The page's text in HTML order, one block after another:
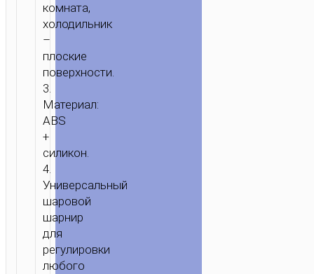
комната,
холодильник
–
плоские
поверхности.
3.
Материал:
ABS
+
силикон.
4.
Универсальный
шаровой
шарнир
для
регулировки
любого